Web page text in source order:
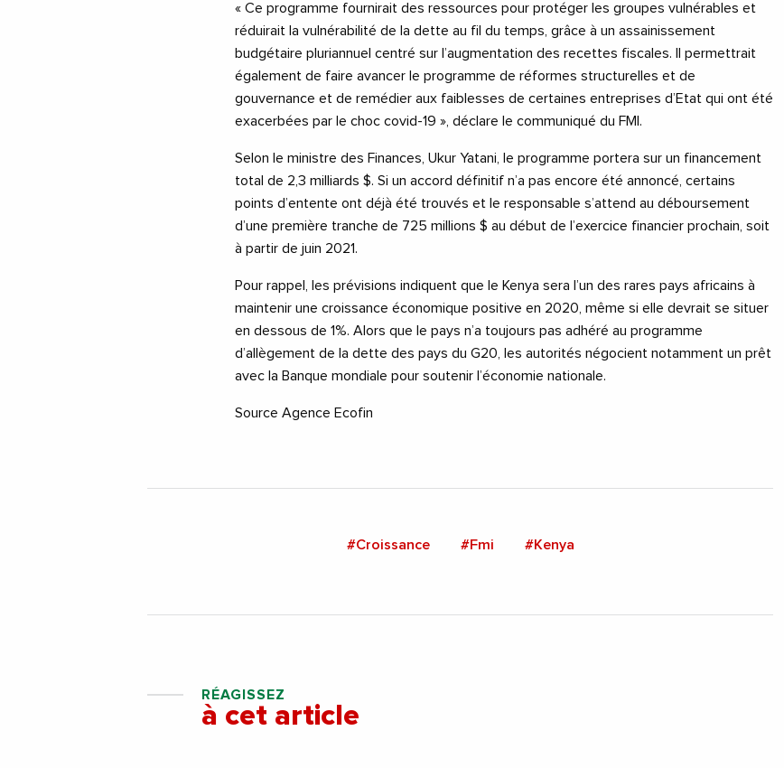
« Ce programme fournirait des ressources pour protéger les groupes vulnérables et
réduirait la vulnérabilité de la dette au fil du temps, grâce à un assainissement
budgétaire pluriannuel centré sur l’augmentation des recettes fiscales. Il permettrait
également de faire avancer le programme de réformes structurelles et de
gouvernance et de remédier aux faiblesses de certaines entreprises d’Etat qui ont été
exacerbées par le choc covid-19 », déclare le communiqué du FMI.
Selon le ministre des Finances, Ukur Yatani, le programme portera sur un financement
total de 2,3 milliards $. Si un accord définitif n’a pas encore été annoncé, certains
points d’entente ont déjà été trouvés et le responsable s’attend au déboursement
d’une première tranche de 725 millions $ au début de l’exercice financier prochain, soit
à partir de juin 2021.
Pour rappel, les prévisions indiquent que le Kenya sera l’un des rares pays africains à
maintenir une croissance économique positive en 2020, même si elle devrait se situer
en dessous de 1%. Alors que le pays n’a toujours pas adhéré au programme
d’allègement de la dette des pays du G20, les autorités négocient notamment un prêt
avec la Banque mondiale pour soutenir l’économie nationale.
Source Agence Ecofin
#Croissance #Fmi #Kenya
RÉAGISSEZ
à cet article